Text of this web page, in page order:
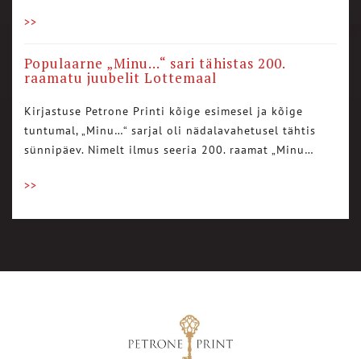
>>
Populaarne „Minu…“ sari tähistas 200.
raamatu juubelit Lottemaal
Kirjastuse Petrone Printi kõige esimesel ja kõige
tuntumal, „Minu…“ sarjal oli nädalavahetusel tähtis
sünnipäev. Nimelt ilmus seeria 200. raamat „Minu…
>>